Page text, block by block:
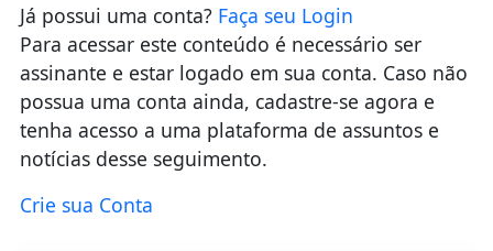
Já possui uma conta? Faça seu Login
Para acessar este conteúdo é necessário ser
assinante e estar logado em sua conta. Caso não
possua uma conta ainda, cadastre-se agora e
tenha acesso a uma plataforma de assuntos e
notícias desse seguimento.
Crie sua Conta